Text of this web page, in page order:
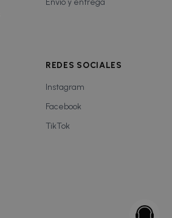
REDES SOCIALES
Instagram
Facebook
TikTok